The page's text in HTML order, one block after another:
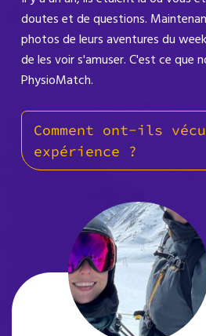
doutes et de questions.
photos de leurs aventures du
de les voir s'amuser. C'est ce que
PhysioMatch.
Comment ont-ils
expérience ?